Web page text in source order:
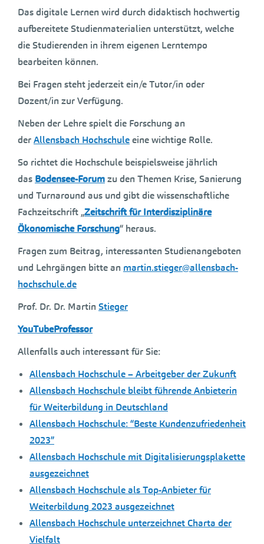
Das digitale Lernen wird durch didaktisch hochwertig
aufbereitete Studienmaterialien unterstützt, welche
die Studierenden in ihrem eigenen Lerntempo
bearbeiten können.
Bei Fragen steht jederzeit ein/e Tutor/in oder
Dozent/in zur Verfügung.
Neben der Lehre spielt die Forschung an
derAllensbach Hochschuleeine wichtige Rolle.
So richtet die Hochschule beispielsweise jährlich
das Bodensee-Forumzu den Themen Krise, Sanierung
und Turnaround aus und gibt die wissenschaftliche
Fachzeitschrift „Zeitschrift für Interdisziplinäre
Ökonomische Forschung“ heraus.
Fragen zum Beitrag, interessanten Studienangeboten
und Lehrgängen bitte an martin.stieger@allensbach-
hochschule.de
Prof. Dr. Dr. Martin Stieger
YouTubeProfessor
Allenfalls auch interessant für Sie:
Allensbach Hochschule – Arbeitgeber der Zukunft
Allensbach Hochschule bleibt führende Anbieterin
für Weiterbildung in Deutschland
Allensbach Hochschule: “Beste Kundenzufriedenheit
2023”
Allensbach Hochschule mit Digitalisierungsplakette
ausgezeichnet
Allensbach Hochschule als Top-Anbieter für
Weiterbildung 2023 ausgezeichnet
Allensbach Hochschule unterzeichnet Charta der
Vielfalt